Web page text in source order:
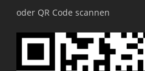
oder QR Code scannen